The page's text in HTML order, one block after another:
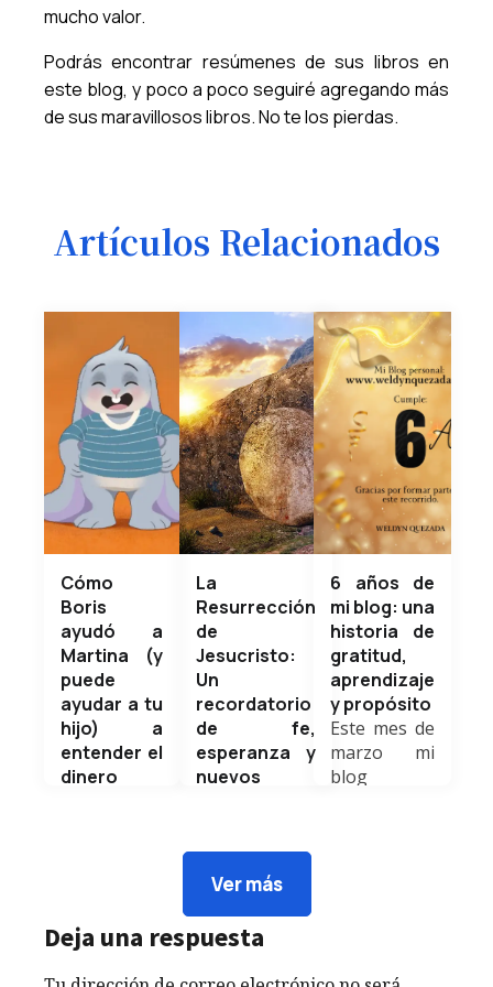
mucho valor.
Podrás encontrar resúmenes de sus libros en
este blog, y poco a poco seguiré agregando más
de sus maravillosos libros. No te los pierdas.
Artículos Relacionados
Cómo
Boris
ayudó a
Martina (y
puede
ayudar a tu
hijo) a
entender el
dinero
interés
compuesto
La
Resurrección
de
Jesucristo:
Un
recordatorio
de fe,
esperanza y
nuevos
Domingo de
Ramos,
iniciamos una
de las
semanas más
6 años de
mi blog: una
historia de
gratitud,
aprendizaje
y propósito
Este mes de
marzo mi
blog
Ver más
Deja una respuesta